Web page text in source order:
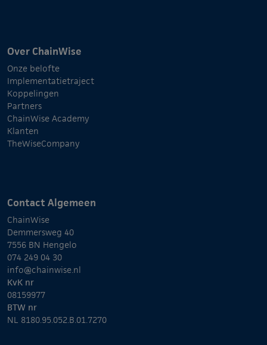
Over ChainWise
Onze belofte
Implementatietraject
Koppelingen
Partners
ChainWise Academy
Klanten
TheWiseCompany
Contact Algemeen
ChainWise
Demmersweg 40
7556 BN Hengelo
074 249 04 30
info@chainwise.nl
KvK nr
08159977
BTW nr
NL 8180.95.052.B.01.7270